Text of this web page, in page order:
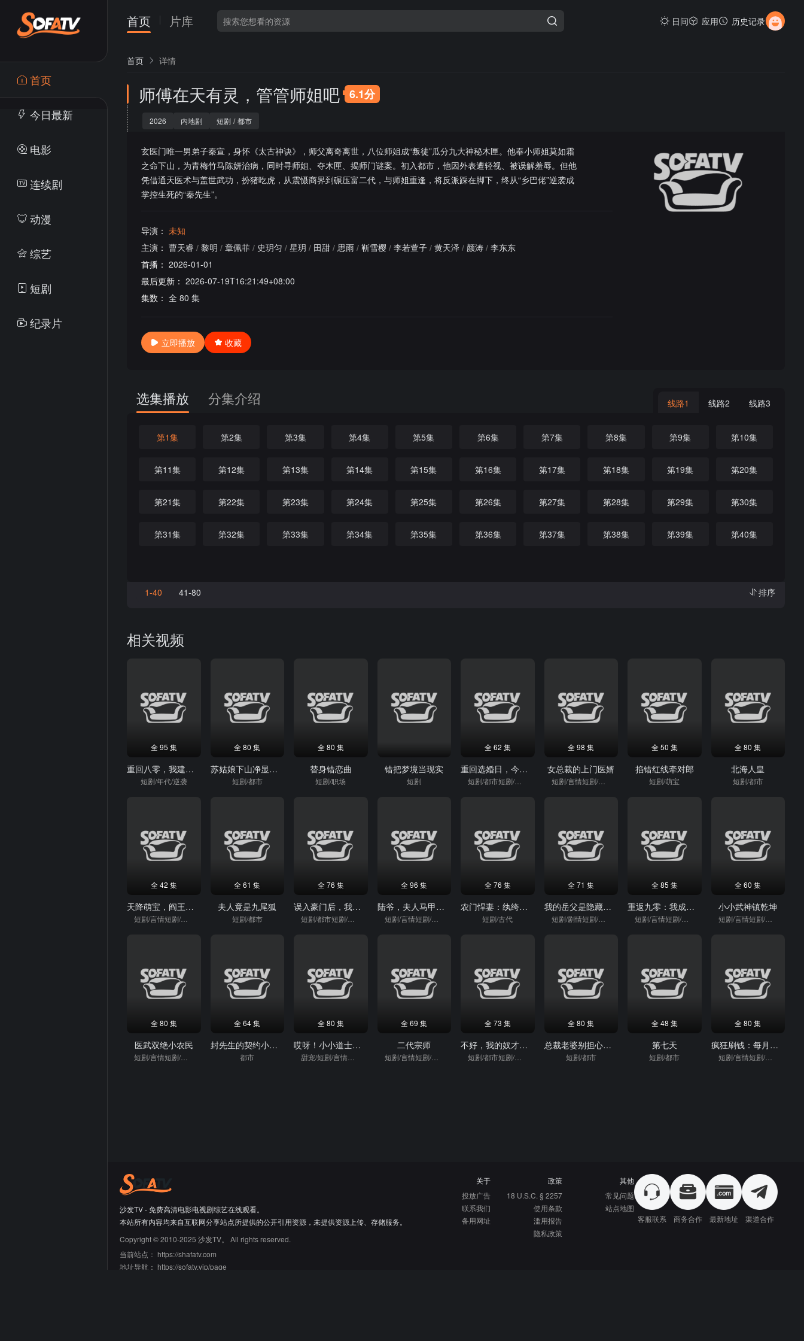
首页
今日最新
电影
连续剧
动漫
综艺
短剧
纪录片
首页 片库 日间 应用 历史记录
首页 详情
师傅在天有灵，管管师姐吧 6.1分
2026 内地剧 短剧 / 都市
玄医门唯一男弟子秦宣，身怀《太古神诀》，师父离奇离世，八位师姐成“叛徒”瓜分九大神秘木匣。他奉小师姐莫如霜
之命下山，为青梅竹马陈妍治病，同时寻师姐、夺木匣、揭师门谜案。初入都市，他因外表遭轻视、被误解羞辱。但他
凭借通天医术与盖世武功，扮猪吃虎，从震慑商界到碾压富二代，与师姐重逢，将反派踩在脚下，终从“乡巴佬”逆袭成
掌控生死的“秦先生”。
导演： 未知
主演： 曹天睿 / 黎明 / 章佩菲 / 史玥匀 / 星玥 / 田甜 / 思雨 / 靳雪樱 / 李若萱子 / 黄天泽 / 颜涛 / 李东东
首播： 2026-01-01
最后更新： 2026-07-19T16:21:49+08:00
集数： 全 80 集
立即播放 收藏
选集播放 分集介绍 线路1 线路2 线路3
第1集 第2集 第3集 第4集 第5集 第6集 第7集 第8集 第9集 第10集
第11集 第12集 第13集 第14集 第15集 第16集 第17集 第18集 第19集 第20集
第21集 第22集 第23集 第24集 第25集 第26集 第27集 第28集 第29集 第30集
第31集 第32集 第33集 第34集 第35集 第36集 第37集 第38集 第39集 第40集
1-40 41-80 排序
相关视频
全 95 集
重回八零，我建立了商业帝国
短剧/年代/逆袭
全 80 集
苏姑娘下山净显神通
短剧/都市
全 80 集
替身错恋曲
短剧/职场
错把梦境当现实
短剧
全 62 集
重回选婚日，今生更尽欢
短剧/都市短剧/重生
全 98 集
女总裁的上门医婿
短剧/言情短剧/逆袭
全 50 集
掐错红线牵对郎
短剧/萌宝
全 80 集
北海人皇
短剧/都市
全 42 集
天降萌宝，阎王给我当女儿
短剧/言情短剧/逆袭
全 61 集
夫人竟是九尾狐
短剧/都市
全 76 集
误入豪门后，我听到了植物人老公的心声
短剧/都市短剧/重生
全 96 集
陆爷，夫人马甲又掉了
短剧/言情短剧/逆袭
全 76 集
农门悍妻：纨绔世子甜又撩
短剧/古代
全 71 集
我的岳父是隐藏高人
短剧/剧情短剧/逆袭
全 85 集
重返九零：我成了地产大亨
短剧/言情短剧/逆袭
全 60 集
小小武神镇乾坤
短剧/言情短剧/逆袭
全 80 集
医武双绝小农民
短剧/言情短剧/逆袭
全 64 集
封先生的契约小肥妻有点甜
都市
全 80 集
哎呀！小小道士来打工
全 69 集
二代宗师
短剧/言情短剧/逆袭
全 73 集
不好，我的奴才他要登基了
短剧/都市短剧/重生
全 80 集
总裁老婆别担心，我医武双绝
短剧/都市
全 48 集
第七天
短剧/都市
全 80 集
疯狂刷钱：每月一个刷钱小妙招
短剧/言情短剧/逆袭
沙发TV - 免费高清电影电视剧综艺在线观看。
本站所有内容均来自互联网分享站点所提供的公开引用资源，未提供资源上传、存储服务。
Copyright © 2010-2025 沙发TV。 All rights reserved.
当前站点： https://shafatv.com
地址导航： https://sofatv.vip/page
关于
投放广告
联系我们
备用网址
政策
18 U.S.C. § 2257
使用条款
滥用报告
隐私政策
其他
常见问题
站点地图
客服联系
商务合作 最新地址 渠道合作